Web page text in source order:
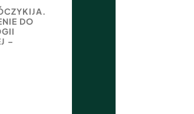
DO
–